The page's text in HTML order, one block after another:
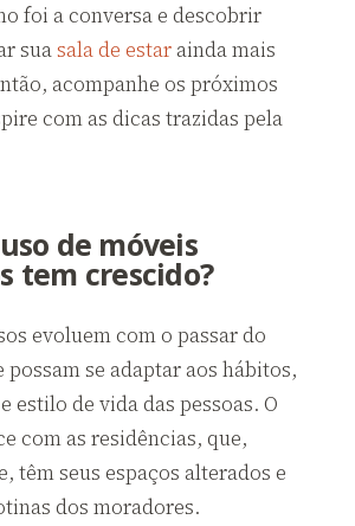
foi a conversa e descobrir
suasala de estar ainda mais
acompanhe os próximos
com as dicas trazidas pela
de móveis
tem crescido?
evoluem com o passar do
se adaptar aos hábitos,
estilo de vida das pessoas. O
com as residências, que,
têm seus espaços alterados e
dos moradores.